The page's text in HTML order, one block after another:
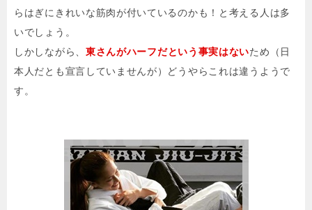
らはぎにきれいな筋肉が付いているのかも！と考える人は多
いでしょう。
しかしながら、 東さんがハーフだという事実はないため（日
本人だとも宣言していませんが）どうやらこれは違うようで
す。